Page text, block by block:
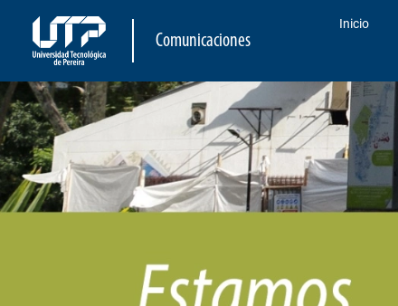
Comunicaciones
Inicio